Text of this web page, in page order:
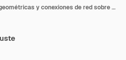
Animación de formas geométricas y conexiones de red sobre fondo amarillo y azul